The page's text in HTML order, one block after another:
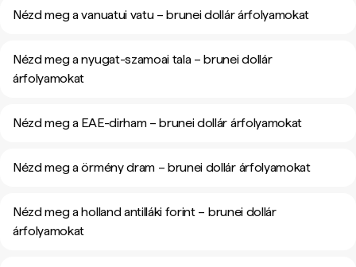
Nézd meg a vanuatui vatu – brunei dollár árfolyamokat
Nézd meg a nyugat-szamoai tala – brunei dollár
árfolyamokat
Nézd meg a EAE-dirham – brunei dollár árfolyamokat
Nézd meg a örmény dram – brunei dollár árfolyamokat
Nézd meg a holland antilláki forint – brunei dollár
árfolyamokat